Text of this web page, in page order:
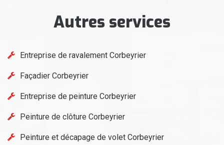
Autres services
Entreprise de ravalement Corbeyrier
Façadier Corbeyrier
Entreprise de peinture Corbeyrier
Peinture de clôture Corbeyrier
Peinture et décapage de volet Corbeyrier